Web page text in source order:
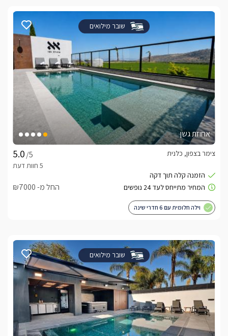
שובר מילואים
אחוזת גשן
/5
צימר בצפון, כלנית
החל מ- ₪7000
וילה חלומית עם 6 חדרי שינה
שובר מילואים